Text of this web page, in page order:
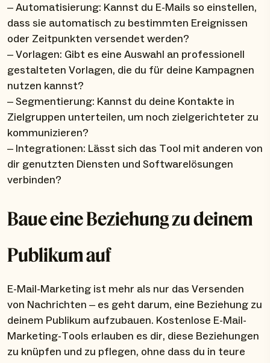
– Automatisierung: Kannst du E-Mails so einstellen,
dass sie automatisch zu bestimmten Ereignissen
oder Zeitpunkten versendet werden?
– Vorlagen: Gibt es eine Auswahl an professionell
gestalteten Vorlagen, die du für deine Kampagnen
nutzen kannst?
– Segmentierung: Kannst du deine Kontakte in
Zielgruppen unterteilen, um noch zielgerichteter zu
kommunizieren?
– Integrationen: Lässt sich das Tool mit anderen von
dir genutzten Diensten und Softwarelösungen
verbinden?
Baue eine Beziehung zu deinem
Publikum auf
E-Mail-Marketing ist mehr als nur das Versenden
von Nachrichten – es geht darum, eine Beziehung zu
deinem Publikum aufzubauen. Kostenlose E-Mail-
Marketing-Tools erlauben es dir, diese Beziehungen
zu knüpfen und zu pflegen, ohne dass du in teure